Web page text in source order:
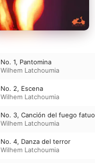
No. 1, Pantomina
Wilhem Latchoumia
No. 2, Escena
Wilhem Latchoumia
No. 3, Canción del fuego fatuo
Wilhem Latchoumia
No. 4, Danza del terror
Wilhem Latchoumia